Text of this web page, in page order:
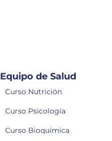
Equipo de Salud
Curso Nutrición
Curso Psicología
Curso Bioquímica